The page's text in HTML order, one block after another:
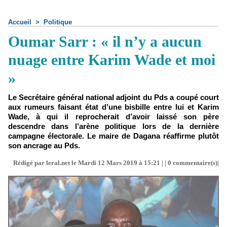
Accueil > Politique
Oumar Sarr : « il n’y a aucun
nuage entre Karim Wade et moi
»
Le Secrétaire général national adjoint du Pds a coupé court
aux rumeurs faisant état d’une bisbille entre lui et Karim
Wade, à qui il reprocherait d’avoir laissé son père
descendre dans l’arène politique lors de la dernière
campagne électorale. Le maire de Dagana réaffirme plutôt
son ancrage au Pds.
Rédigé par leral.net le Mardi 12 Mars 2019 à 15:21 | | 0 commentaire(s)|